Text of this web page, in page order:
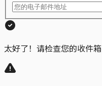
太好了！请检查您的收件箱